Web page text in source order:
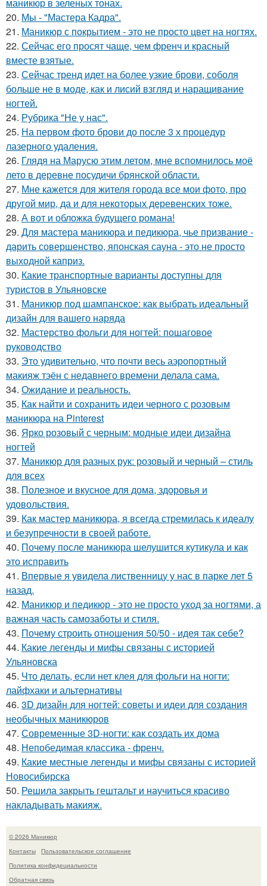
20. Мы - "Мастера Кадра".
21. Маникюр с покрытием - это не просто цвет на ногтях.
22. Сейчас его просят чаще, чем френч и красный
вместе взятые.
23. Сейчас тренд идет на более узкие брови, соболя
больше не в моде, как и лисий взгляд и наращивание
ногтей.
24. Рубрика "Не у нас".
25. На первом фото брови до после 3 х процедур
лазерного удаления.
26. Глядя на Марусю этим летом, мне вспомнилось моё
лето в деревне посудичи брянской области.
27. Мне кажется для жителя города все мои фото, про
другой мир, да и для некоторых деревенских тоже.
28. А вот и обложка будущего романа!
29. Для мастера маникюра и педикюра, чье призвание -
дарить совершенство, японская сауна - это не просто
выходной каприз.
30. Какие транспортные варианты доступны для
туристов в Ульяновске
31. Маникюр под шампанское: как выбрать идеальный
дизайн для вашего наряда
32. Мастерство фольги для ногтей: пошаговое
руководство
33. Это удивительно, что почти весь аэропортный
макияж тэён с недавнего времени делала сама.
34. Ожидание и реальность.
35. Как найти и сохранить идеи черного с розовым
маникюра на Pinterest
36. Ярко розовый с черным: модные идеи дизайна
ногтей
37. Маникюр для разных рук: розовый и черный – стиль
для всех
38. Полезное и вкусное для дома, здоровья и
удовольствия.
39. Как мастер маникюра, я всегда стремилась к идеалу
и безупречности в своей работе.
40. Почему после маникюра шелушится кутикула и как
это исправить
41. Впервые я увидела лиственницу у нас в парке лет 5
назад.
42. Маникюр и педикюр - это не просто уход за ногтями, а
важная часть самозаботы и стиля.
43. Почему строить отношения 50/50 - идея так себе?
44. Какие легенды и мифы связаны с историей
Ульяновска
45. Что делать, если нет клея для фольги на ногти:
лайфхаки и альтернативы
46. 3D дизайн для ногтей: советы и идеи для создания
необычных маникюров
47. Современные 3D-ногти: как создать их дома
48. Непобедимая классика - френч.
49. Какие местные легенды и мифы связаны с историей
Новосибирска
50. Решила закрыть гештальт и научиться красиво
накладывать макияж.
© 2026 Маникюр
Контакты
Пользовательское соглашение
Политика конфидециальности
Обратная связь